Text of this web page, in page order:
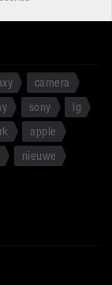
camera
sony
lg
apple
nieuwe